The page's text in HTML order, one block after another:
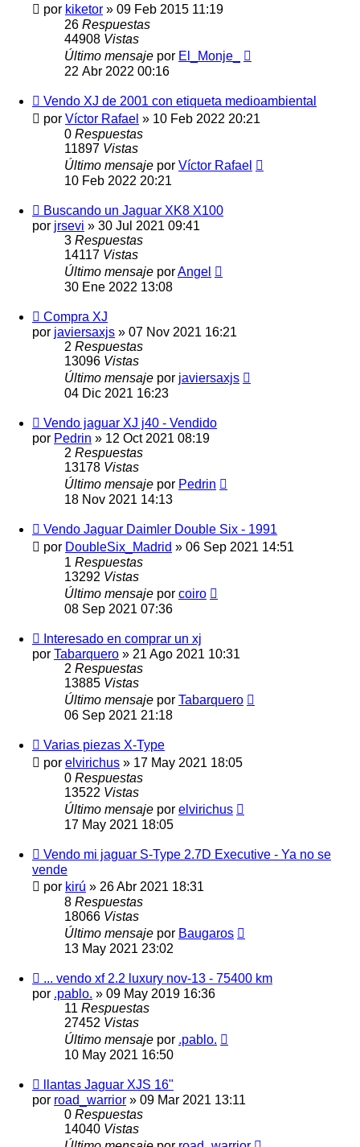
por kiketor » 09 Feb 2015 11:19
26 Respuestas
44908 Vistas
Último mensaje por El_Monje_
22 Abr 2022 00:16
Vendo XJ de 2001 con etiqueta medioambiental
por Víctor Rafael » 10 Feb 2022 20:21
0 Respuestas
11897 Vistas
Último mensaje por Víctor Rafael
10 Feb 2022 20:21
Buscando un Jaguar XK8 X100
por jrsevi » 30 Jul 2021 09:41
3 Respuestas
14117 Vistas
Último mensaje porAngel
30 Ene 2022 13:08
Compra XJ
por javiersaxjs » 07 Nov 2021 16:21
2 Respuestas
13096 Vistas
Último mensaje por javiersaxjs
04 Dic 2021 16:23
Vendo jaguar XJ j40 - Vendido
por Pedrin » 12 Oct 2021 08:19
2 Respuestas
13178 Vistas
Último mensaje por Pedrin
18 Nov 2021 14:13
Vendo Jaguar Daimler Double Six - 1991
por DoubleSix_Madrid » 06 Sep 2021 14:51
1 Respuestas
13292 Vistas
Último mensaje por coiro
08 Sep 2021 07:36
Interesado en comprar un xj
por Tabarquero » 21 Ago 2021 10:31
2 Respuestas
13885 Vistas
Último mensaje por Tabarquero
06 Sep 2021 21:18
Varias piezas X-Type
por elvirichus » 17 May 2021 18:05
0 Respuestas
13522 Vistas
Último mensaje por elvirichus
17 May 2021 18:05
Vendo mi jaguar S-Type 2.7D Executive - Ya no se
vende
por kirú » 26 Abr 2021 18:31
8 Respuestas
18066 Vistas
Último mensaje por Baugaros
13 May 2021 23:02
... vendo xf 2.2 luxury nov-13 - 75400 km
por .pablo. » 09 May 2019 16:36
11 Respuestas
27452 Vistas
Último mensaje por .pablo.
10 May 2021 16:50
llantas Jaguar XJS 16"
por road_warrior » 09 Mar 2021 13:11
0 Respuestas
14040 Vistas